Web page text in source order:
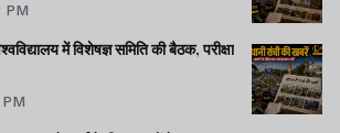
PM
में विशेषज्ञ समिति की बैठक, परीक्षा